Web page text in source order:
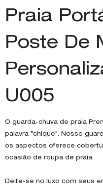
Praia
Poste De
U005
O guarda-chuva de praia
palavra "chique". Nosso
os aspectos oferece
ocasião de roupa de praia.
Deite-se no luxo com seus